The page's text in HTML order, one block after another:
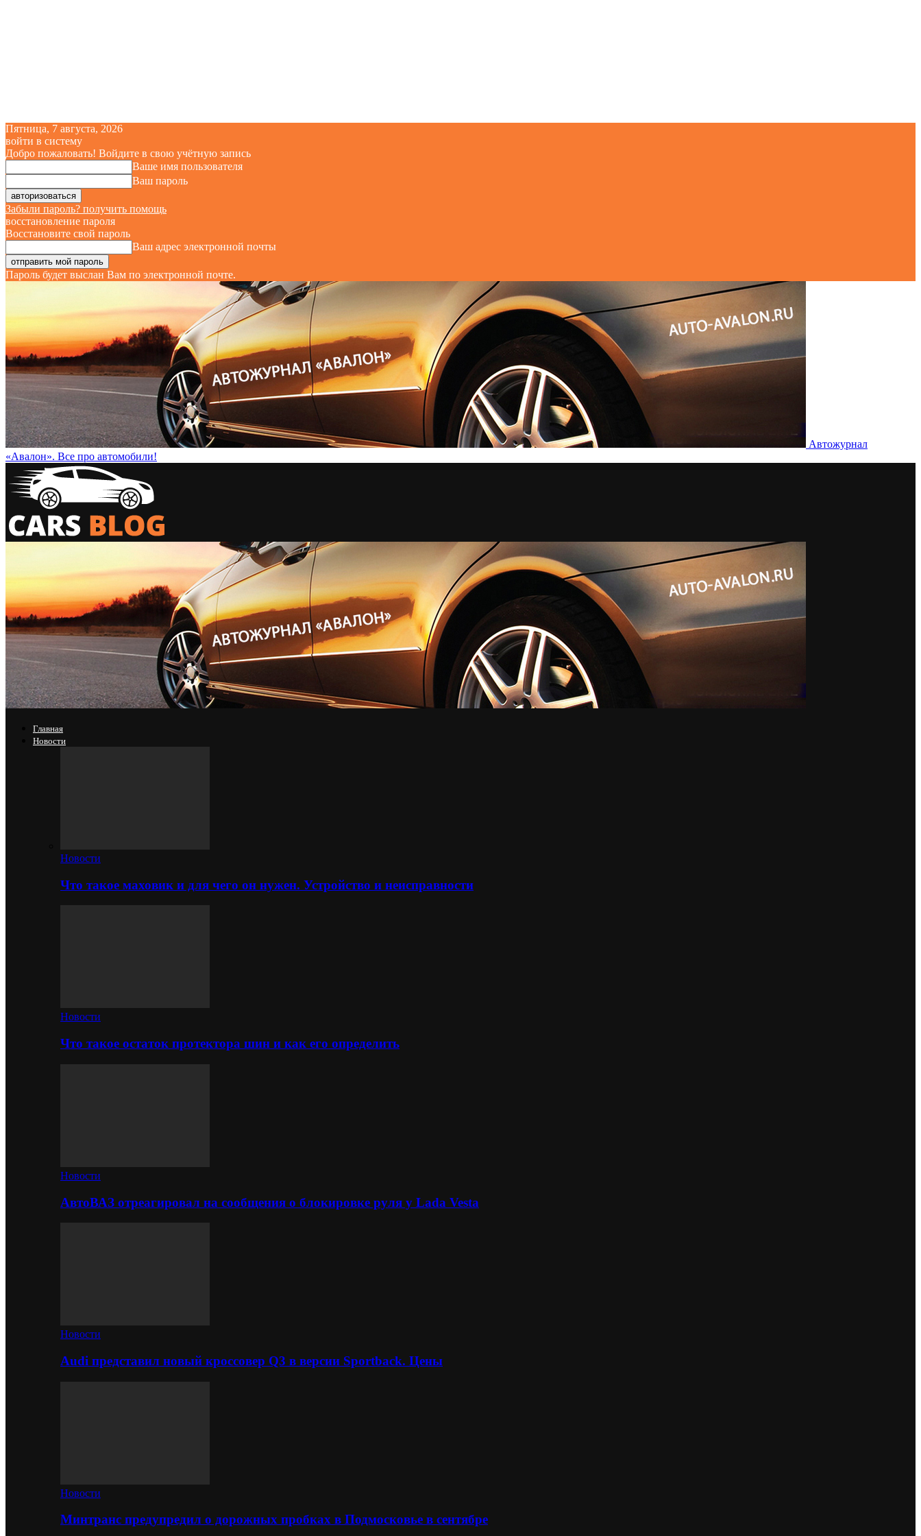
Пятница, 7 августа, 2026
войти в систему
Добро пожаловать! Войдите в свою учётную запись
Ваше имя пользователя
Ваш пароль
Забыли пароль? получить помощь
восстановление пароля
Восстановите свой пароль
Ваш адрес электронной почты
Пароль будет выслан Вам по электронной почте.
Автожурнал
«Авалон». Все про автомобили!
Главная
Новости
Новости
Что такое маховик и для чего он нужен. Устройство и неисправности
Новости
Что такое остаток протектора шин и как его определить
Новости
АвтоВАЗ отреагировал на сообщения о блокировке руля у Lada Vesta
Новости
Audi представил новый кроссовер Q3 в версии Sportback. Цены
Новости
Минтранс предупредил о дорожных пробках в Подмосковье в сентябре